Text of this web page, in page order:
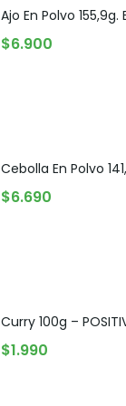
Snack,
Ajo En Polvo 155,9g.
$6.900
Cebolla En Polvo
$6.690
Curry 100g –
$1.990